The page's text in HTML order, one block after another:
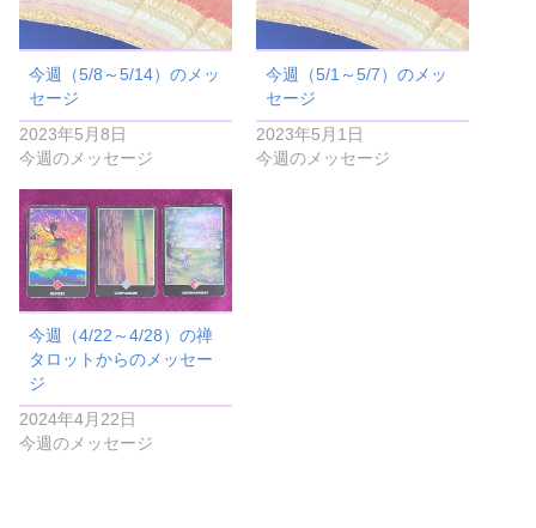
今週（5/8～5/14）のメッ
セージ
2023年5月8日
今週のメッセージ
今週（5/1～5/7）のメッ
セージ
2023年5月1日
今週のメッセージ
今週（4/22～4/28）の禅
タロットからのメッセー
ジ
2024年4月22日
今週のメッセージ